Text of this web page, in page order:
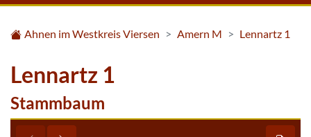
Ahnen im Westkreis Viersen Amern M Lennartz 1
Lennartz 1
Stammbaum